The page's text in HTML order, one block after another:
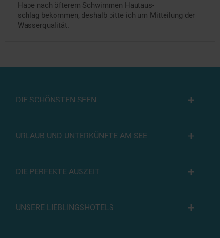
Habe nach öfterem Schwimmen Hautaus-
schlag bekommen, deshalb bitte ich um Mitteilung der
Wasserqualität.
DIE SCHÖNSTEN SEEN
URLAUB UND UNTERKÜNFTE AM SEE
DIE PERFEKTE AUSZEIT
UNSERE LIEBLINGSHOTELS